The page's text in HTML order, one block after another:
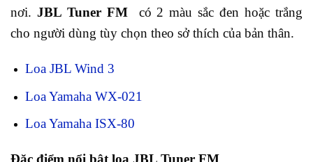
nơi. JBL Tuner FMcó 2 màu sắc đen hoặc trắng
cho người dùng tùy chọn theo sở thích của bản thân.
Loa JBL Wind 3
Loa Yamaha WX-021
Loa Yamaha ISX-80
Đặc điểm nổi bật loa JBL Tuner FM